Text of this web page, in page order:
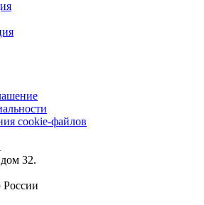
cookie-файлов
32.
России